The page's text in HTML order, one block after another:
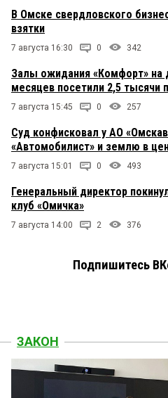
В Омске свердловского
взятки
7 августа 16:30 0 342
Залы ожидания «Комфорт» на
месяцев посетили 2,5 тысячи
7 августа 15:45 0 257
Суд конфисковал у АО
«Автомобилист» и землю в
7 августа 15:01 0 493
Генеральный директор
клуб «Омичка»
7 августа 14:00 2 376
Подпишитесь
ЗАКОН